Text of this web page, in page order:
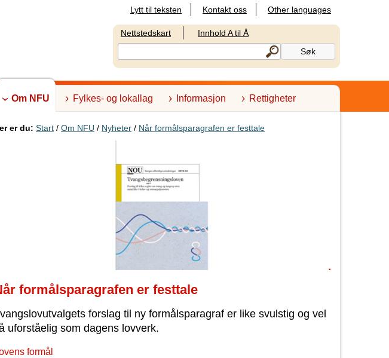
Lytt til teksten Kontakt oss Other languages
Nettstedskart Innhold A til Å
Om NFU Fylkes- og lokallag Informasjon Rettigheter
er du: Start / Om NFU / Nyheter / Når formålsparagrafen er festtale
formålsparagrafen er festtale
forslag til ny formålsparagraf er like svulstig og vel
uforståelig som dagens lovverk.
formål